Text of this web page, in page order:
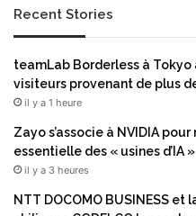
p
p
e
é
d
u
r
r
Recent Stories
teamLab Borderless à
visiteurs provenant de plus
il y a 1 heure
Zayo s’associe à NVIDIA
essentielle des « usines d’IA »
il y a 3 heures
NTT DOCOMO BUSINESS